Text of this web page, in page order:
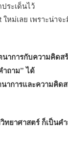
ระเด็นไว้
หม่เลย เพราะน่าจ
าการกับความคิดส
ำถาม” ได้
าการและความคิด
ทยาศาสตร์ ก็เป็นค